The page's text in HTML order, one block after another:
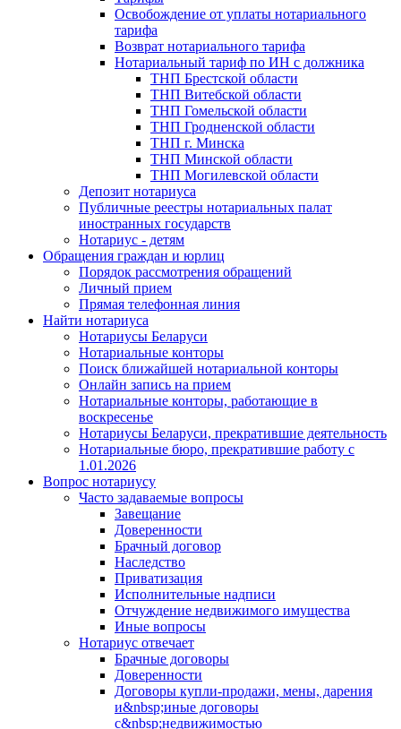
Освобождение от уплаты нотариального
тарифа
Возврат нотариального тарифа
Нотариальный тариф по ИН с должника
ТНП Брестской области
ТНП Витебской области
ТНП Гомельской области
ТНП Гродненской области
ТНП г. Минска
ТНП Минской области
ТНП Могилевской области
Депозит нотариуса
Публичные реестры нотариальных палат
иностранных государств
Нотариус - детям
Обращения граждан и юрлиц
Порядок рассмотрения обращений
Личный прием
Прямая телефонная линия
Найти нотариуса
Нотариусы Беларуси
Нотариальные конторы
Поиск ближайшей нотариальной конторы
Онлайн запись на прием
Нотариальные конторы, работающие в
воскресенье
Нотариусы Беларуси, прекратившие деятельность
Нотариальные бюро, прекратившие работу с
1.01.2026
Вопрос нотариусу
Часто задаваемые вопросы
Завещание
Доверенности
Брачный договор
Наследство
Приватизация
Исполнительные надписи
Отчуждение недвижимого имущества
Иные вопросы
Нотариус отвечает
Брачные договоры
Доверенности
Договоры купли-продажи, мены, дарения
и&nbsp;иные договоры
с&nbsp;недвижимостью